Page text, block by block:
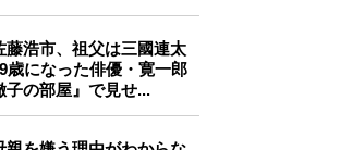
藤浩市、祖父は三國連太
歳になった俳優・寛一郎
子の部屋』で見せ...